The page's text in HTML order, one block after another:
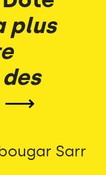
plus
⟶
Sarr